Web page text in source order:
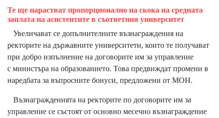
Те ще нарастват пропорционално на скока на средната
заплата на асистентите в съответния университет
Увеличават се допълнителните възнаграждения на
ректорите на държавните университети, които те получават
при добро изпълнение на договорите им за управление
с министъра на образованието. Това предвиждат промени в
наредбата за въпросните бонуси, предложени от МОН.
Възнагражденията на ректорите по договорите им за
управление се състоят от основно месечно възнаграждение